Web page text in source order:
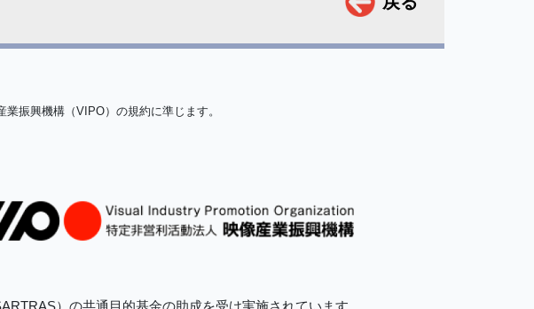
振興機構（VIPO）の規約に準じます。
）の共通目的基金の助成を受け実施されています。